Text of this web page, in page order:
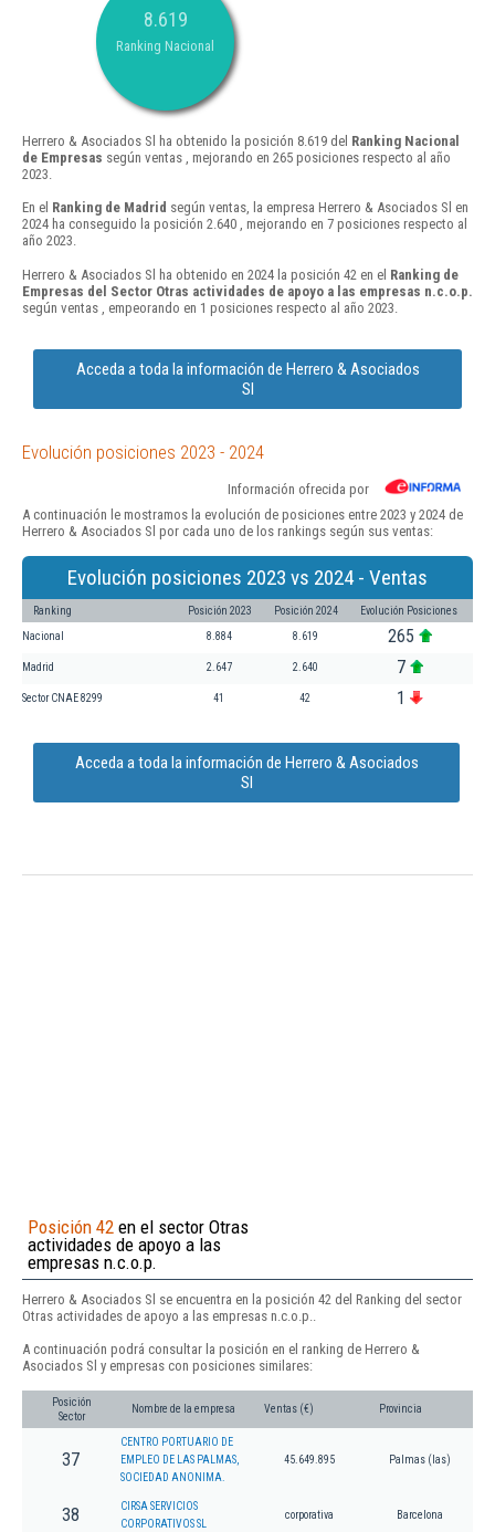
8.619
Ranking Nacional
Herrero & Asociados Sl ha obtenido la posición 8.619 del Ranking Nacional
de Empresas según ventas , mejorando en 265 posiciones respecto al año
2023.
En el Ranking de Madrid según ventas, la empresa Herrero & Asociados Sl en
2024 ha conseguido la posición 2.640 , mejorando en 7 posiciones respecto al
año 2023.
Herrero & Asociados Sl ha obtenido en 2024 la posición 42 en el Ranking de
Empresas del Sector Otras actividades de apoyo a las empresas n.c.o.p.
según ventas , empeorando en 1 posiciones respecto al año 2023.
Acceda a toda la información de Herrero & Asociados
Sl
Evolución posiciones 2023 - 2024
Información ofrecida por
A continuación le mostramos la evolución de posiciones entre 2023 y 2024 de
Herrero & Asociados Sl por cada uno de los rankings según sus ventas:
Evolución posiciones 2023 vs 2024 - Ventas
Ranking Posición 2023 Posición 2024 Evolución Posiciones
Nacional 8.884 8.619 265
Madrid 2.647 2.640 7
Sector CNAE 8299 41 42 1
Acceda a toda la información de Herrero & Asociados
Sl
Posición 42 en el sector Otras
actividades de apoyo a las
empresas n.c.o.p.
Herrero & Asociados Sl se encuentra en la posición 42 del Ranking del sector
Otras actividades de apoyo a las empresas n.c.o.p..
A continuación podrá consultar la posición en el ranking de Herrero &
Asociados Sl y empresas con posiciones similares:
Posición
Sector
Nombre de la empresa Ventas (€) Provincia
37
CENTRO PORTUARIO DE
EMPLEO DE LAS PALMAS,
SOCIEDAD ANONIMA.
45.649.895 Palmas (las)
38
CIRSA SERVICIOS
CORPORATIVOS SL
corporativa Barcelona